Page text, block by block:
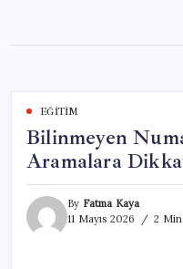
content
EĞITIM
Bilinmeyen
Aramalara
By Fatma Kaya
11 Mayıs 2026
2